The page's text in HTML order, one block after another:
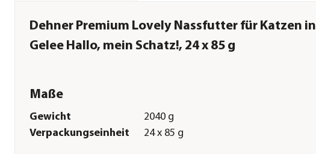
Dehner Premium Lovely Nassfutter für Katzen in
Gelee Hallo, mein Schatz!, 24 x 85 g
Maße
Gewicht
2040 g
Verpackungseinheit
24 x 85 g